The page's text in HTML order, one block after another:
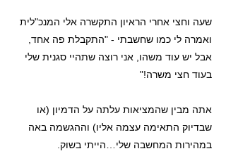
שעה וחצי אחרי הראיון התקשרה אלי המנכ"לית
ואמרה לי כמו שחשבתי - "התקבלת פה אחד,
אבל יש עוד משהו, אני רוצה שתהיי סגנית שלי
בעוד חצי משרה!"
אתה מבין שהמציאות עלתה על הדמיון (או
שבדיוק התאימה עצמה אליו) וההגשמה באה
במהירות המחשבה שלי…הייתי בשוק.